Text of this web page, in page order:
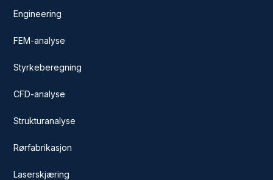
Engineering
FEM-analyse
Styrkeberegning
CFD-analyse
Strukturanalyse
Rørfabrikasjon
Laserskjæring